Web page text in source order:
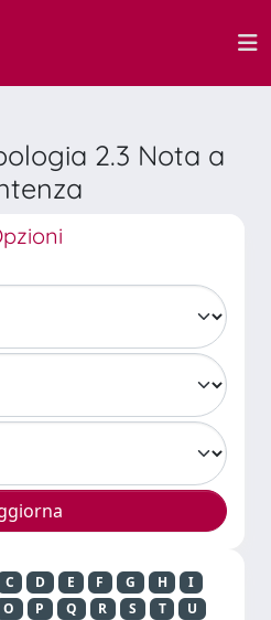
2.3 Nota a
C D E F G H
I
O P Q R S T
U